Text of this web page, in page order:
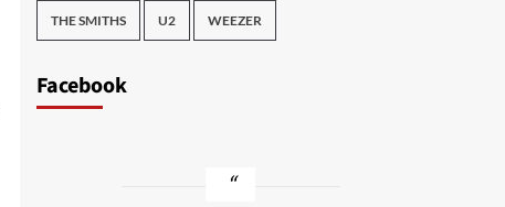
THE SMITHS U2 WEEZER
Facebook